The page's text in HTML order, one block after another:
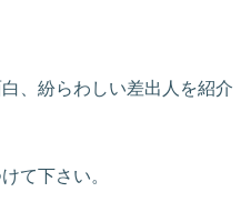
、紛らわしい差出人を紹介
て下さい。